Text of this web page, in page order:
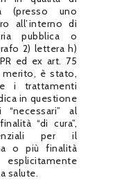
(presso uno
all’interno di
pubblica o
2) lettera h)
ed ex art. 75
merito, è stato,
i trattamenti
in questione
al
“di cura”,
per il
o più finalità
salute.